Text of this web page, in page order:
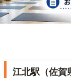
江北駅（佐賀